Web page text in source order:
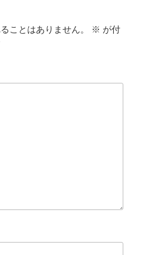
ことはありません。 ※ が付